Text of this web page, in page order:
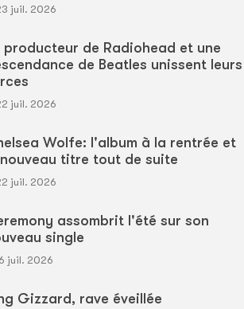
juil. 2026
producteur de Radiohead et une
de Beatles unissent leurs
juil. 2026
Wolfe: l'album à la rentrée et
titre tout de suite
juil. 2026
assombrit l'été sur son
single
juil. 2026
Gizzard, rave éveillée